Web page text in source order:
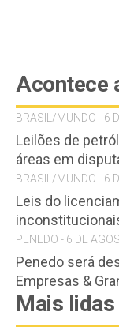
Acontece
BRASIL/MUNDO - 6
Leilões de
áreas em
BRASIL/MUNDO - 6
Leis do
PENEDO - 6 DE
Penedo será
Empresas &
Mais lidas